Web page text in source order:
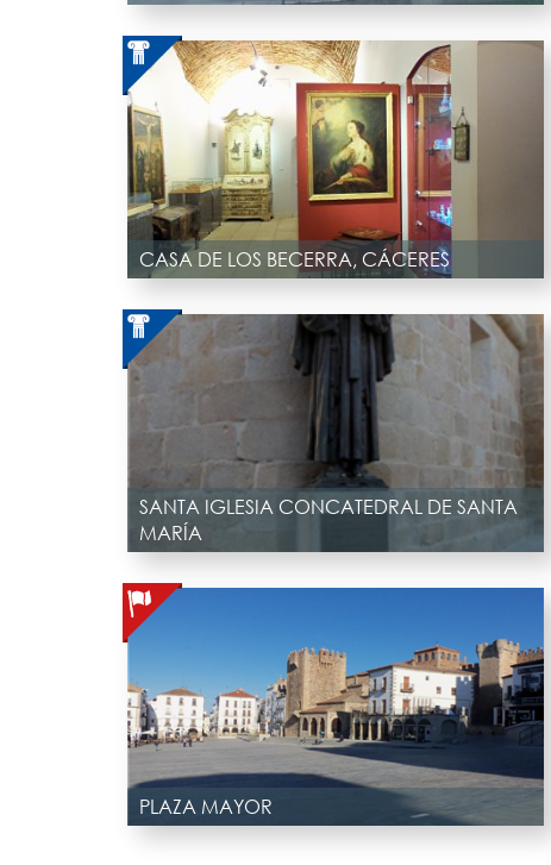
CASA DE LOS BECERRA, CÁCERES
SANTA IGLESIA CONCATEDRAL DE SANTA
MARÍA
PLAZA MAYOR